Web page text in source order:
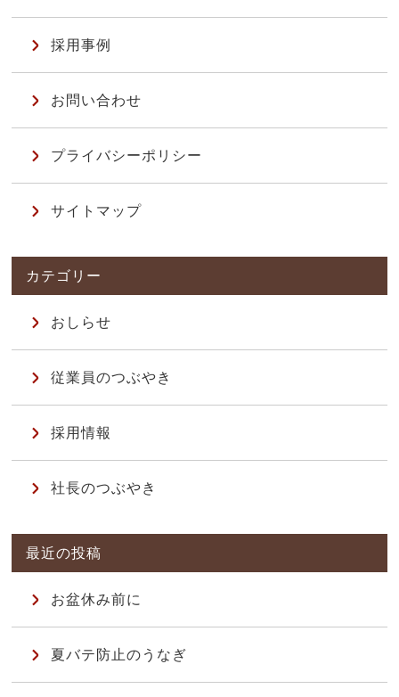
採用事例
お問い合わせ
プライバシーポリシー
サイトマップ
おしらせ
従業員のつぶやき
採用情報
社長のつぶやき
お盆休み前に
夏バテ防止のうなぎ